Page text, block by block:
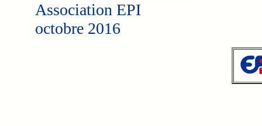
Association EPI
octobre 2016